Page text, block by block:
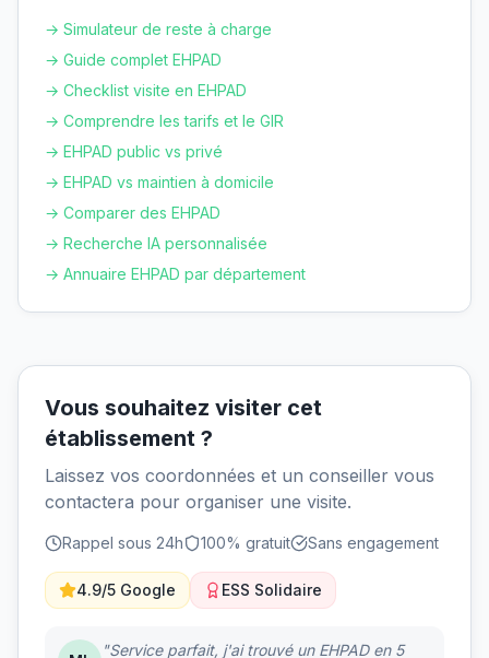
→ Simulateur de reste à charge
→ Guide complet EHPAD
→ Checklist visite en EHPAD
→ Comprendre les tarifs et le GIR
→ EHPAD public vs privé
→ EHPAD vs maintien à domicile
→ Comparer des EHPAD
→ Recherche IA personnalisée
→ Annuaire EHPAD par département
Vous souhaitez visiter cet
établissement ?
Laissez vos coordonnées et un conseiller vous
contactera pour organiser une visite.
Rappel sous 24h 100% gratuit Sans engagement
4.9/5 Google ESS Solidaire
"Service parfait, j'ai trouvé un EHPAD en 5